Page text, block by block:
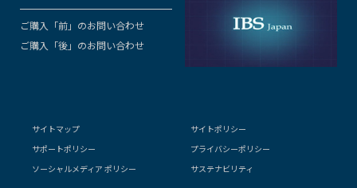
ご購入「前」のお問い合わせ
ご購入「後」のお問い合わせ
サイトマップ
サイトポリシー
サポートポリシー
プライバシーポリシー
ソーシャルメディア ポリシー
サステナビリティ